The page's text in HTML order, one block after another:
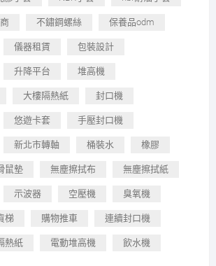
不鏽鋼螺絲 保養品odm
儀器租賃 包裝設計
升降平台 堆高機
大樓隔熱紙 封口機
悠遊卡套 手壓封口機
新北市轉軸 桶裝水 橡膠
鼠墊 無塵擦拭布 無塵擦拭紙
示波器 空壓機 臭氧機
梯 購物推車 連續封口機
熱紙 電動堆高機 飲水機